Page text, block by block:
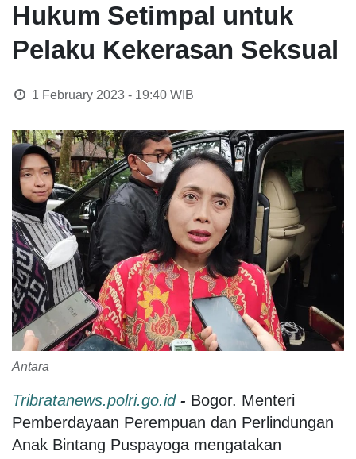
Hukum Setimpal untuk
Pelaku Kekerasan Seksual
1 February 2023 - 19:40WIB
Antara
Tribratanews.polri.go.id- Bogor. Menteri
Pemberdayaan Perempuan dan Perlindungan
Anak Bintang Puspayoga mengatakan